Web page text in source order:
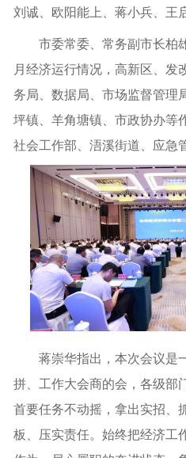
刘诚、欧阳能上、蒋小兵、王
市委常委、常务副市长柏
月经济运行情况，高新区、发
务局、数据局、市场监督管理
坪镇、羊角塘镇、市政协办等
社会工作部、浯溪街道、应急
蒋崇华指出，本次会议是
拼、工作大会商的会，各级部
首要任务不动摇，拿出实招、
板、压实责任。始终把经济工